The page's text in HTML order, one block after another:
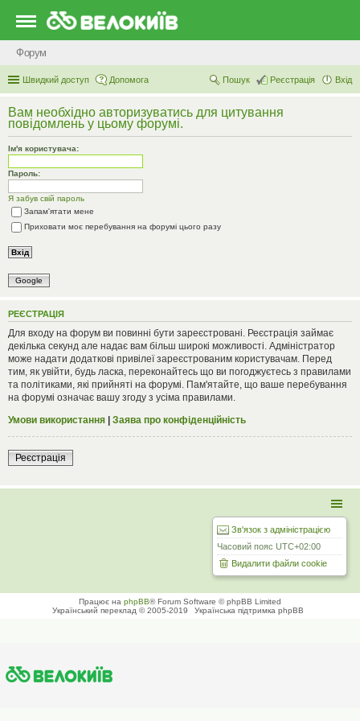
Форум
Швидкий доступ Допомога Вхід
Реєстрація
Пошук
Вам необхідно авторизуватись для цитування
повідомлень у цьому форумі.
Ім'я користувача:
Пароль:
Я забув свій пароль
Запам'ятати мене
Приховати моє перебування на форумі цього разу
Google
РЕЄСТРАЦІЯ
Для входу на форум ви повинні бути зареєстровані. Реєстрація займає
декілька секунд але надає вам більш широкі можливості. Адміністратор
може надати додаткові привілеї зареєстрованим користувачам. Перед
тим, як увійти, будь ласка, переконайтесь що ви погоджуєтесь з правилами
та політиками, які прийняті на форумі. Пам'ятайте, що ваше перебування
на форумі означає вашу згоду з усіма правилами.
Умови використання | Заява про конфіденційність
Реєстрація
Зв'язок з адміністрацією
Часовий пояс UTC+02:00
Видалити файли cookie
Працює на phpBB® Forum Software © phpBB Limited
Український переклад © 2005-2019
Українська підтримка phpBB